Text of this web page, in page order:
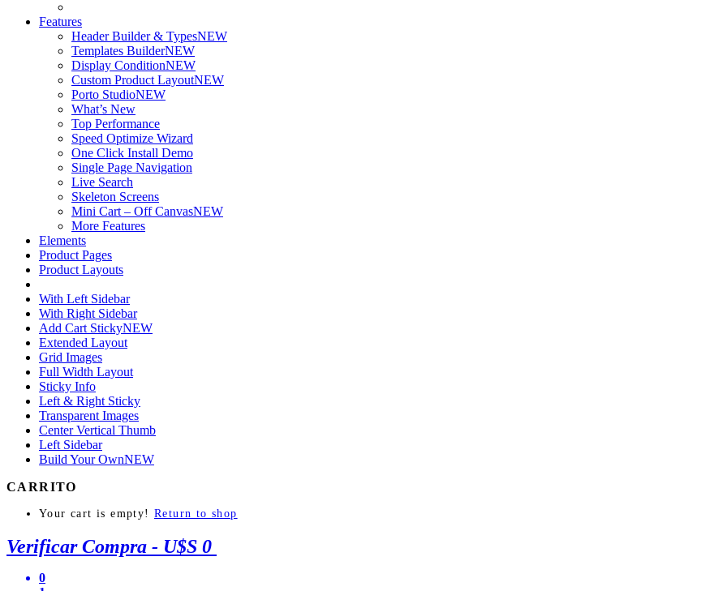
Features
Header Builder & TypesNEW
Templates BuilderNEW
Display ConditionNEW
Custom Product LayoutNEW
Porto StudioNEW
What’s New
Top Performance
Speed Optimize Wizard
One Click Install Demo
Single Page Navigation
Live Search
Skeleton Screens
Mini Cart – Off CanvasNEW
More Features
Elements
Product Pages
Product Layouts
With Left Sidebar
With Right Sidebar
Add Cart StickyNEW
Extended Layout
Grid Images
Full Width Layout
Sticky Info
Left & Right Sticky
Transparent Images
Center Vertical Thumb
Left Sidebar
Build Your OwnNEW
CARRITO
Your cart is empty! Return to shop
Verificar Compra - U$S 0
0